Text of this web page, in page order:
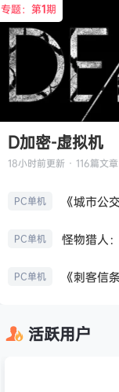
专题：第1期
D加密-虚拟机
18小时前更新 · 116篇文章
PC单机
PC单机
PC单机
活跃用户